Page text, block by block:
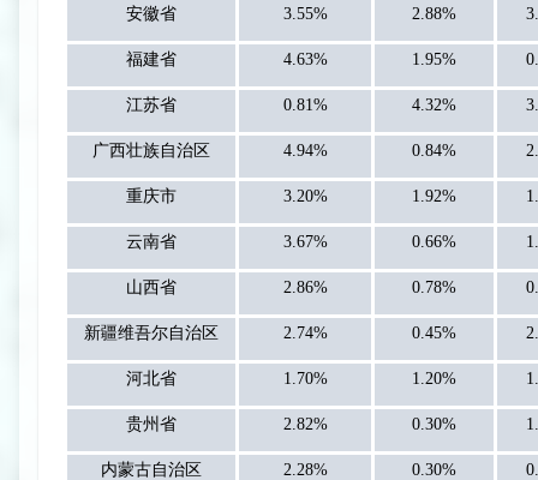
安徽省 3.55% 2.88%
福建省 4.63% 1.95%
江苏省 0.81% 4.32%
广西壮族自治区 4.94% 0.84%
重庆市 3.20% 1.92%
云南省 3.67% 0.66%
山西省 2.86% 0.78%
新疆维吾尔自治区 2.74% 0.45%
河北省 1.70% 1.20%
贵州省 2.82% 0.30%
内蒙古自治区 2.28% 0.30%